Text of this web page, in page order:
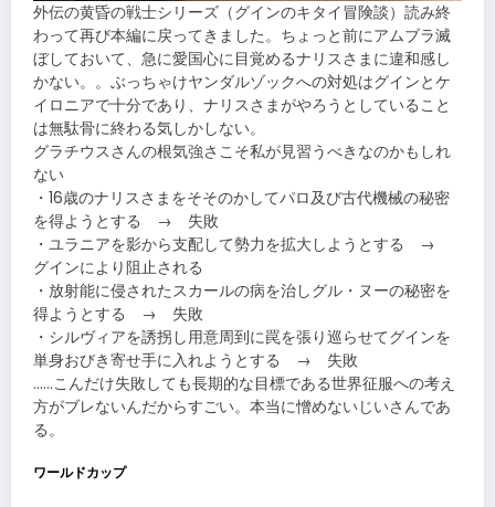
外伝の黄昏の戦士シリーズ（グインのキタイ冒険談）読み終
わって再び本編に戻ってきました。ちょっと前にアムブラ滅
ぼしておいて、急に愛国心に目覚めるナリスさまに違和感し
かない。。ぶっちゃけヤンダルゾックへの対処はグインとケ
イロニアで十分であり、ナリスさまがやろうとしていること
は無駄骨に終わる気しかしない。
グラチウスさんの根気強さこそ私が見習うべきなのかもしれ
ない
・16歳のナリスさまをそそのかしてパロ及び古代機械の秘密
を得ようとする → 失敗
・ユラニアを影から支配して勢力を拡大しようとする →
グインにより阻止される
・放射能に侵されたスカールの病を治しグル・ヌーの秘密を
得ようとする → 失敗
・シルヴィアを誘拐し用意周到に罠を張り巡らせてグインを
単身おびき寄せ手に入れようとする → 失敗
……こんだけ失敗しても長期的な目標である世界征服への考え
方がブレないんだからすごい。本当に憎めないじいさんであ
る。
ワールドカップ